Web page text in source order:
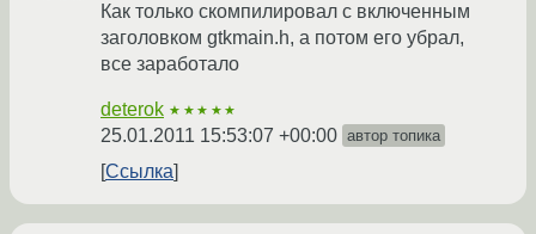
Как только скомпилировал с включенным
заголовком gtkmain.h, а потом его убрал,
все заработало
deterok ★★★★★
25.01.2011 15:53:07 +00:00 автор топика
Ссылка